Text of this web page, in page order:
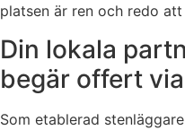
platsen är ren och redo att
Din lokala
begär offert
Som etablerad